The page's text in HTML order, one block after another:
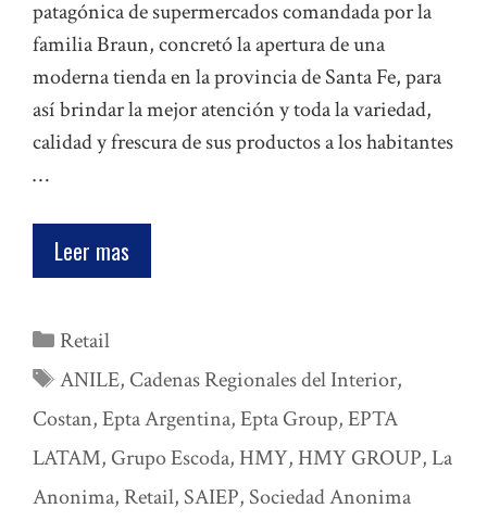
patagónica de supermercados comandada por la
familia Braun, concretó la apertura de una
moderna tienda en la provincia de Santa Fe, para
así brindar la mejor atención y toda la variedad,
calidad y frescura de sus productos a los habitantes
…
Leer mas
Categorías
Retail
Etiquetas
ANILE, Cadenas Regionales del Interior,
Costan,Epta Argentina,Epta Group,EPTA
LATAM, Grupo Escoda, HMY, HMY GROUP,La
Anonima, Retail, SAIEP, Sociedad Anonima